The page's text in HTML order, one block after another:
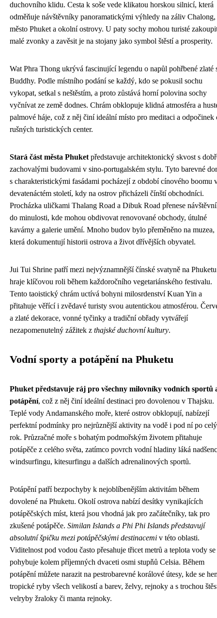
duchovního klidu. Cesta k soše vede klikatou horskou silnicí, která
odměňuje návštěvníky panoramatickými výhledy na záliv Chalong,
město Phuket a okolní ostrovy. U paty sochy mohou turisté
malé zvonky a zavěsit je na stojany jako symbol štěstí a prosperity.
Wat Phra Thong ukrývá fascinující legendu o napůl pohřbené zlaté
Buddhy. Podle místního podání se každý, kdo se pokusil sochu
vykopat, setkal s neštěstím, a proto zůstává horní polovina sochy
vyčnívat ze země dodnes. Chrám obklopuje klidná atmosféra a
palmové háje, což z něj činí ideální místo pro meditaci a odpočinek
rušných turistických center.
Stará část města Phuket představuje architektonický skvost s
zachovalými budovami v sino-portugalském stylu. Tyto barevné
s charakteristickými fasádami pocházejí z období cínového boomu
devatenáctém století, kdy na ostrov přicházeli čínští obchodníci.
Procházka uličkami Thalang Road a Dibuk Road přenese
do minulosti, kde mohou obdivovat renovované obchody, útulné
kavárny a galerie umění. Mnoho budov bylo přeměněno na muzea,
která dokumentují historii ostrova a život dřívějších obyvatel.
Jui Tui Shrine patří mezi nejvýznamnější čínské svatyně na
hraje klíčovou roli během každoročního vegetariánského festivalu.
Tento taoistický chrám uctívá bohyni milosrdenství Kuan Yin a
přitahuje věřící i zvědavé turisty svou autentickou atmosférou.
a zlaté dekorace, vonné tyčinky a tradiční obřady vytvářejí
nezapomenutelný zážitek z thajské duchovní kultury.
Vodní sporty a potápění na Phuketu
Phuket představuje ráj pro všechny milovníky vodních sportů
potápění, což z něj činí ideální destinaci pro dovolenou v Thajsku.
Teplé vody Andamanského moře, které ostrov obklopují, nabízejí
perfektní podmínky pro nejrůznější aktivity na vodě i pod ní po celý
rok. Průzračné moře s bohatým podmořským životem přitahuje
potápěče z celého světa, zatímco povrch vodní hladiny láká
windsurfingu, kitesurfingu a dalších adrenalinových sportů.
Potápění patří bezpochyby k nejoblíbenějším aktivitám během
dovolené na Phuketu. Okolí ostrova nabízí desítky vynikajících
potápěčských míst, která jsou vhodná jak pro začátečníky, tak pro
zkušené potápěče. Similan Islands a Phi Phi Islands představují
absolutní špičku mezi potápěčskými destinacemi v této oblasti.
Viditelnost pod vodou často přesahuje třicet metrů a teplota vody se
pohybuje kolem příjemných dvaceti osmi stupňů Celsia. Během
potápění můžete narazit na pestrobarevné korálové útesy, kde se
tropické ryby všech velikostí a barev, želvy, rejnoky a s trochou
velryby žraloky či manta rejnoky.